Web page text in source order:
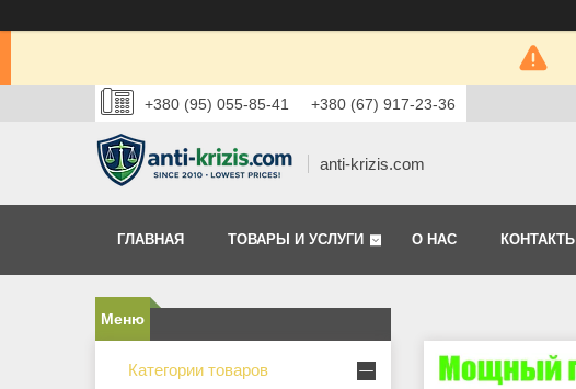
+380 (95) 055-85-41 +380 (67) 917-23-36
anti-krizis.com
ГЛАВНАЯ ТОВАРЫ И УСЛУГИ О НАС КОНТАКТЫ
Категории товаров